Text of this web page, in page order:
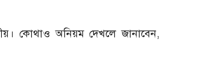
কোথাও অনিয়ম দেখলে জানাবেন,